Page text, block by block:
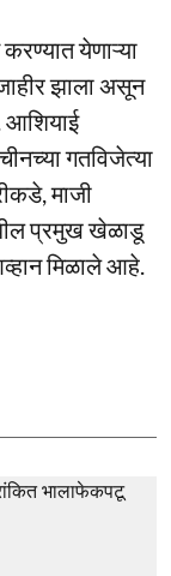
येणाऱ्या
झाला असून
आशियाई
गतविजेत्या
माजी
प्रमुख खेळाडू
मिळाले आहे.